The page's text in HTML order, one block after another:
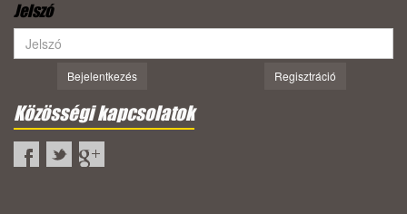
Jelszó
Bejelentkezés Regisztráció
Közösségi kapcsolatok